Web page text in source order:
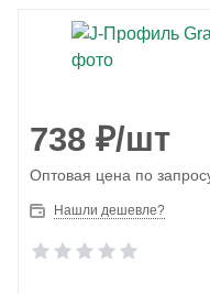
738 ₽/шт
Оптовая цена по
Нашли дешевле?